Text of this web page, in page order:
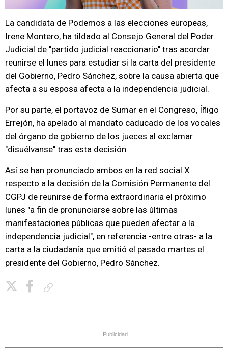
La candidata de Podemos a las elecciones europeas,
Irene Montero, ha tildado al Consejo General del Poder
Judicial de "partido judicial reaccionario" tras acordar
reunirse el lunes para estudiar si la carta del presidente
del Gobierno, Pedro Sánchez, sobre la causa abierta que
afecta a su esposa afecta a la independencia judicial.
Por su parte, el portavoz de Sumar en el Congreso, Íñigo
Errejón, ha apelado al mandato caducado de los vocales
del órgano de gobierno de los jueces al exclamar
"disuélvanse" tras esta decisión.
Así se han pronunciado ambos en la red social X
respecto a la decisión de la Comisión Permanente del
CGPJ de reunirse de forma extraordinaria el próximo
lunes "a fin de pronunciarse sobre las últimas
manifestaciones públicas que pueden afectar a la
independencia judicial", en referencia -entre otras- a la
carta a la ciudadanía que emitió el pasado martes el
presidente del Gobierno, Pedro Sánchez.
Publicidad